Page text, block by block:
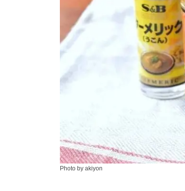
Photo by akiyon